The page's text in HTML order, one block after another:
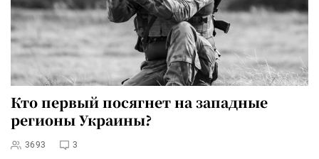
Кто первый посягнет на западные
регионы Украины?
3693 3